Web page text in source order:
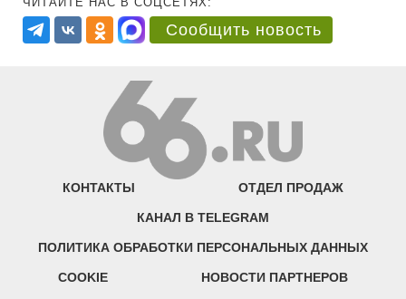
Сообщить новость
КОНТАКТЫ ОТДЕЛ ПРОДАЖ
КАНАЛ В TELEGRAM
ПОЛИТИКА ОБРАБОТКИ ПЕРСОНАЛЬНЫХ ДАННЫХ
COOKIE НОВОСТИ ПАРТНЕРОВ